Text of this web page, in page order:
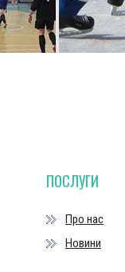
ПОСЛУГИ
Про нас
Новини